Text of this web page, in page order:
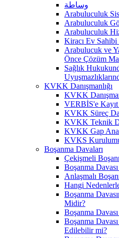
وساطة
Arabuluculuk
Arabuluculuk
Arabuluculuk
Kiracı Ev Sahibi
Arabulucuk ve
Önce Çözüm
Sağlık
KVKK Danışmanlığı
KVKK
VERBİS'e Kayıt
KVKK Süreç
KVKK Teknik
KVKK Gap
KVKS
Boşanma Davaları
Çekişmeli
Boşanma Davası
Anlaşmalı
Hangi
Boşanma
Midir?
Boşanma
Boşanma
Edilebilir mi?